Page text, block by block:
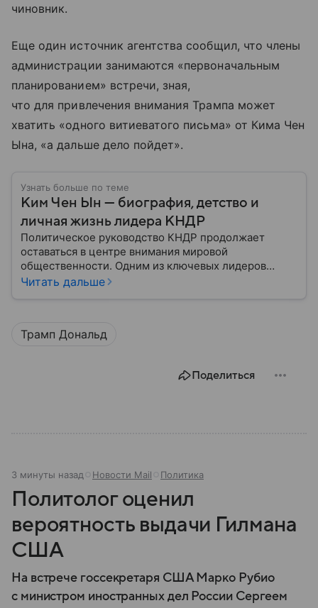
чиновник.
Еще один источник агентства сообщил, что члены
администрации занимаются «первоначальным
планированием» встречи, зная,
что для привлечения внимания Трампа может
хватить «одного витиеватого письма» от Кима Чен
Ына, «а дальше дело пойдет».
Узнать больше по теме
Ким Чен Ын — биография, детство и
личная жизнь лидера КНДР
Политическое руководство КНДР продолжает
оставаться в центре внимания мировой
общественности. Одним из ключевых лидеров
страны считается Ким Чен Ын, возглавивший
международных санкций и поддержание
Читать дальше
Трамп Дональд
Поделиться
3 минуты назад Новости Mail Политика
Политолог оценил
вероятность выдачи Гилмана
США
На встрече госсекретаря США Марко Рубио
с министром иностранных дел России Сергеем